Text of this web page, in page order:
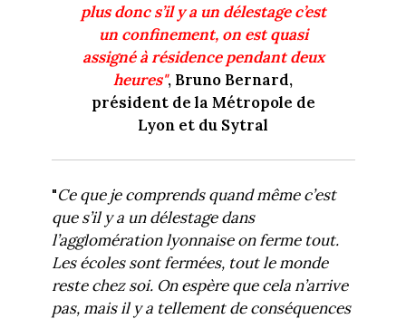
plus donc s’il y a un délestage c’est
un confinement, on est quasi
assigné à résidence pendant deux
heures", Bruno Bernard,
président de la Métropole de
Lyon et du Sytral
"Ce que je comprends quand même c’est
que s’il y a un délestage dans
l’agglomération lyonnaise on ferme tout.
Les écoles sont fermées, tout le monde
reste chez soi. On espère que cela n’arrive
pas, mais il y a tellement de conséquences